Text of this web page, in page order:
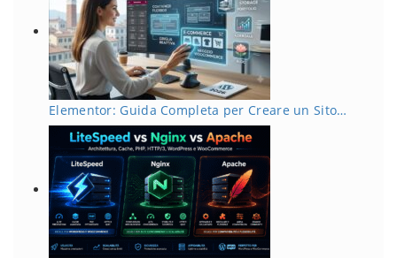
Elementor: Guida Completa per Creare un Sito…